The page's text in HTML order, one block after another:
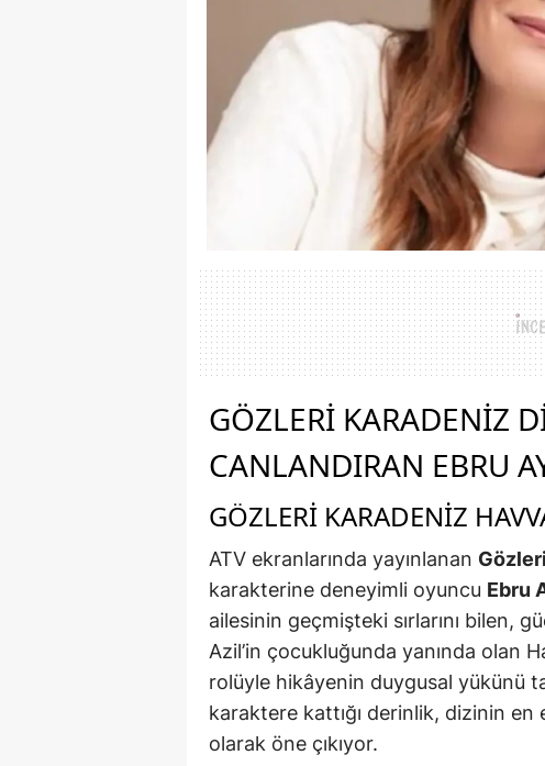
GÖZLERI KARADENIZ
CANLANDIRAN EBRU
GÖZLERI KARADENIZ
ATV ekranlarında yayınlanan
karakterine deneyimli oyuncu Ebru
ailesinin geçmişteki sırlarını bilen,
Azil’in çocukluğunda yanında olan
rolüyle hikâyenin duygusal yükünü
karaktere kattığı derinlik, dizinin
olarak öne çıkıyor.
Çivril Gümüşsu'da Feci Çarpışma!
Yaralı Var